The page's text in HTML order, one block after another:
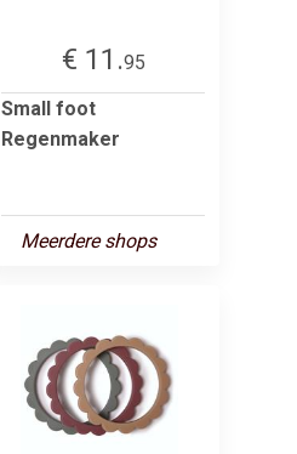
€ 11.95
Small foot
Regenmaker
Meerdere shops